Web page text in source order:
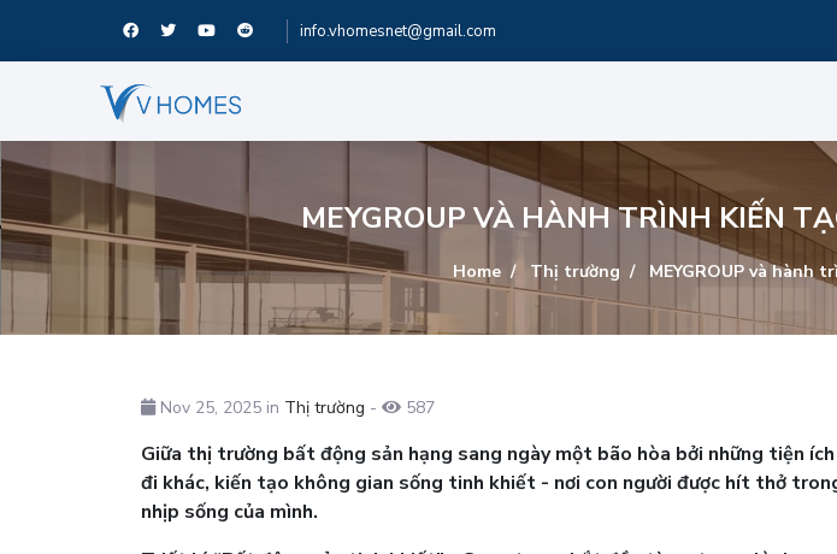
info.vhomesnet@gmail.com
MEYGROUP VÀ HÀNH TRÌNH KIẾN
Home Thị trường MEYGROUP và
Nov 25, 2025 in Thị trường - 587
Giữa thị trường bất động sản hạng sang ngày một bão hòa bởi những tiện ích
đi khác, kiến tạo không gian sống tinh khiết - nơi con người được hít thở
nhịp sống của mình.